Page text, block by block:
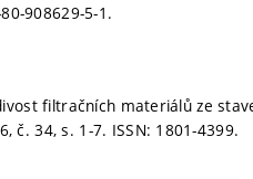
908629-5-1.
filtračních materiálů ze
č. 34,s. 1-7. ISSN: 1801-4399.